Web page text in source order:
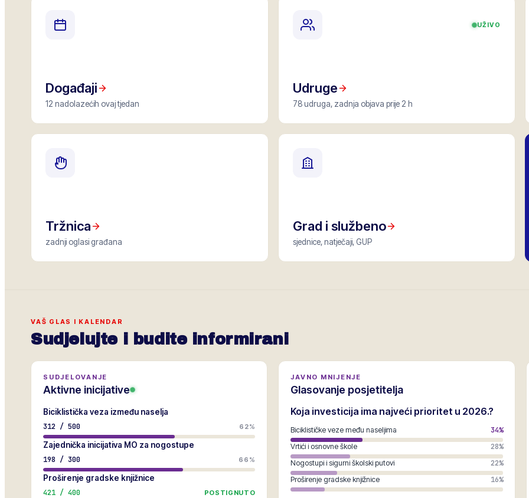
Događaji
12 nadolazećih ovaj tjedan
UŽIVO
Udruge
78 udruga, zadnja objava prije 2 h
Tržnica
zadnji oglasi građana
Grad i službeno
sjednice, natječaji, GUP
VAŠ GLAS I KALENDAR
Sudjelujte i budite informirani
SUDJELOVANJE
Aktivne inicijative
Biciklistička veza između naselja
312 / 500 62%
Zajednička inicijativa MO za nogostupe
198 / 300 66%
Proširenje gradske knjižnice
421 / 400 POSTIGNUTO
JAVNO MNIJENJE
Glasovanje posjetitelja
Koja investicija ima najveći prioritet u 2026.?
Biciklističke veze među naseljima 34%
Vrtići i osnovne škole 28%
Nogostupi i sigurni školski putovi 22%
Proširenje gradske knjižnice 16%